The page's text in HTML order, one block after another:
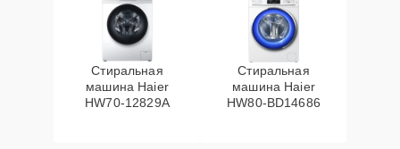
Стиральная
машина Haier
HW70-12829A
Стиральная
машина Haier
HW80-BD14686